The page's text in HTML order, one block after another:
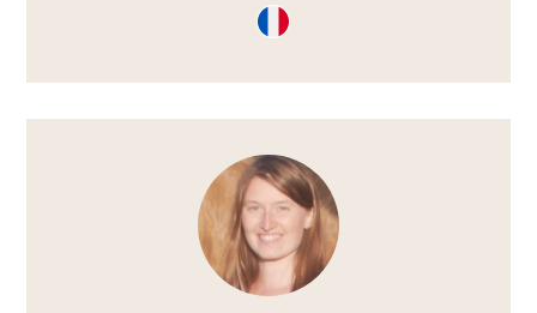
Consultation
en
Voir